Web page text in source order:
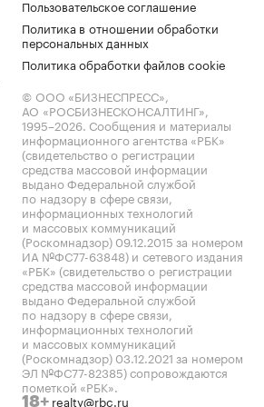
Пользовательское соглашение
Политика в отношении обработки
персональных данных
Политика обработки файлов cookie
© ООО «БИЗНЕСПРЕСС»,
АО «РОСБИЗНЕСКОНСАЛТИНГ»,
1995–2026. Сообщения и материалы
информационного агентства «РБК»
(свидетельство о регистрации
средства массовой информации
выдано Федеральной службой
по надзору в сфере связи,
информационных технологий
и массовых коммуникаций
(Роскомнадзор) 09.12.2015 за номером
ИА №ФС77-63848) и сетевого издания
«РБК» (свидетельство о регистрации
средства массовой информации
выдано Федеральной службой
по надзору в сфере связи,
информационных технологий
и массовых коммуникаций
(Роскомнадзор) 03.12.2021 за номером
ЭЛ №ФС77-82385) сопровождаются
пометкой «РБК».
18+ realty@rbc.ru